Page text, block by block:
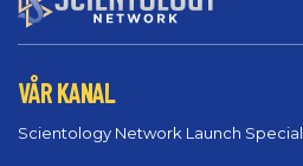
VÅR KANAL
Scientology Network Launch Special